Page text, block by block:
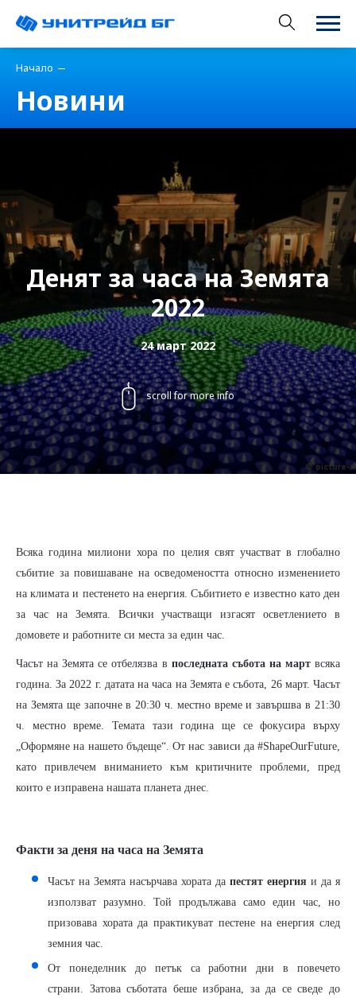
Начало
Новини
Денят за часа на Земята
2022
24 март 2022
scroll for more info
Всяка година милиони хора по целия свят участват в глобално
събитие за повишаване на осведомеността относно изменението
на климата и пестенето на енергия. Събитието е известно като ден
за час на Земята. Всички участващи изгасят осветлението в
домовете и работните си места за един час.
Часът на Земята се отбелязва в последната събота на мартвсяка
година. За 2022 г. датата на часа на Земята е събота, 26 март. Часът
на Земята ще започне в 20:30 ч. местно време и завършва в 21:30
ч. местно време. Темата тази година ще се фокусира върху
„Оформяне на нашето бъдеще“. От нас зависи да #ShapeOurFuture,
като привлечем вниманието към критичните проблеми, пред
които е изправена нашата планета днес.
Факти за деня на часа на Земята
Часът на Земята насърчава хората да пестят енергия и да я
използват разумно. Той продължава само един час, но
призовава хората да практикуват пестене на енергия след
земния час.
От понеделник до петък са работни дни в повечето
страни. Затова съботата беше избрана, за да се сведе до